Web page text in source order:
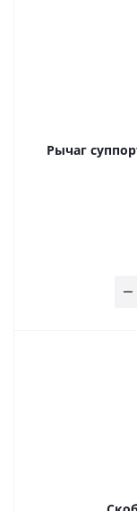
Рычаг